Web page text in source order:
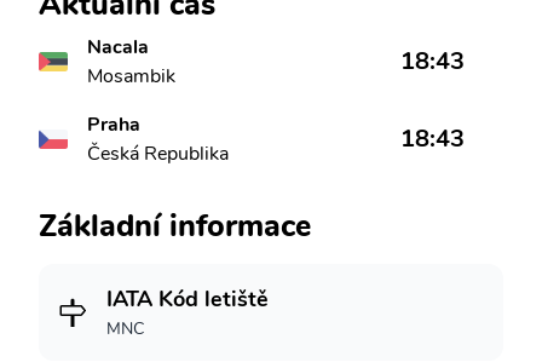
Nacala
Mosambik
18:43
Praha
Česká Republika
18:43
Základní informace
IATA Kód letiště
MNC